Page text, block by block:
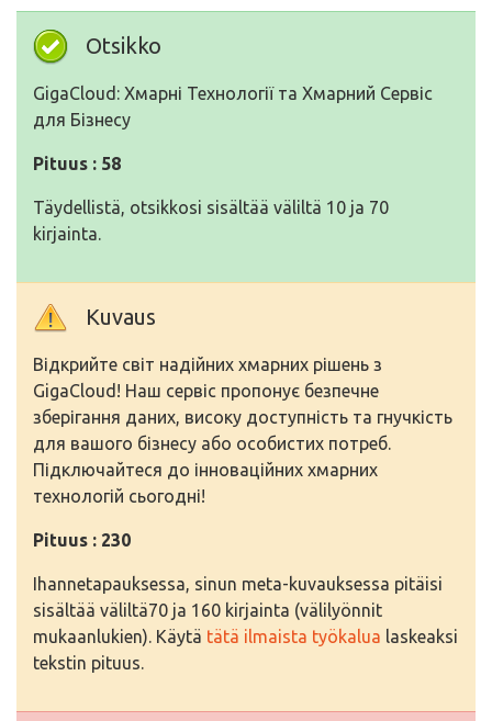
Otsikko
GigaCloud: Хмарні Технології та Хмарний Сервіс
для Бізнесу
Pituus : 58
Täydellistä, otsikkosi sisältää väliltä 10 ja 70
kirjainta.
Kuvaus
Відкрийте світ надійних хмарних рішень з
GigaCloud! Наш сервіс пропонує безпечне
зберігання даних, високу доступність та гнучкість
для вашого бізнесу або особистих потреб.
Підключайтеся до інноваційних хмарних
технологій сьогодні!
Pituus : 230
Ihannetapauksessa, sinun meta-kuvauksessa pitäisi
sisältää väliltä70 ja 160 kirjainta (välilyönnit
mukaanlukien). Käytä tätä ilmaista työkalua laskeaksi
tekstin pituus.